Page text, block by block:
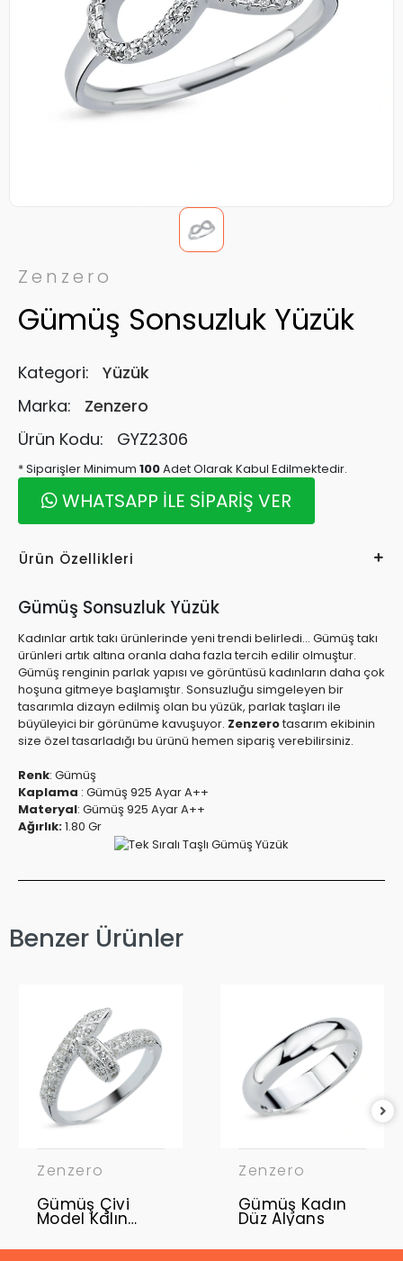
Zenzero
Gümüş Sonsuzluk Yüzük
Kategori:
Yüzük
Marka:
Zenzero
Ürün Kodu:
GYZ2306
* Siparişler Minimum 100Adet Olarak Kabul Edilmektedir.
WHATSAPP İLE SİPARİŞ VER
Ürün Özellikleri
Gümüş Sonsuzluk Yüzük
Kadınlar artık takı ürünlerinde yeni trendi belirledi... Gümüş takı
ürünleri artık altına oranla daha fazla tercih edilir olmuştur.
Gümüş renginin parlak yapısı ve görüntüsü kadınların daha çok
hoşuna gitmeye başlamıştır. Sonsuzluğu simgeleyen bir
tasarımla dizayn edilmiş olan bu yüzük, parlak taşları ile
büyüleyici bir görünüme kavuşuyor. Zenzerotasarım ekibinin
size özel tasarladığı bu ürünü hemen sipariş verebilirsiniz.
Renk: Gümüş
Kaplama : Gümüş 925 Ayar A++
Materyal: Gümüş 925 Ayar A++
Ağırlık:1.80 Gr
Benzer Ürünler
Zenzero
Gümüş Çivi
Model Kalın
Zenzero
Gümüş Kadın
Düz Alyans